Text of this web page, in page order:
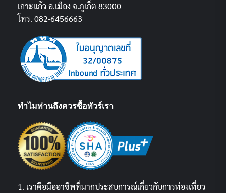
เกาะแก้ว อ.เมือง จ.ภูเก็ต 83000
โทร. 082-6456663
ทำไมท่านถึงควรซื้อทัวร์เรา
1. เราคือมืออาชีพที่มากประสบการณ์เกี่ยวกับการท่องเที่ยว